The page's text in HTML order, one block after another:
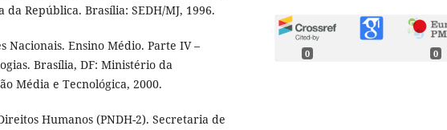
República. Brasília: SEDH/MJ, 1996.
Nacionais. Ensino Médio. Parte IV –
Brasília, DF: Ministério da
Média e Tecnológica, 2000.
Humanos (PNDH-2). Secretaria de
0 0